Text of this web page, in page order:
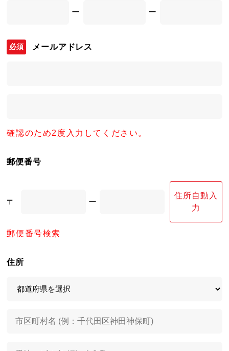
ー ー
メールアドレス
確認のため2度入力してください。
郵便番号
〒 ー
住所自動入
力
郵便番号検索
住所